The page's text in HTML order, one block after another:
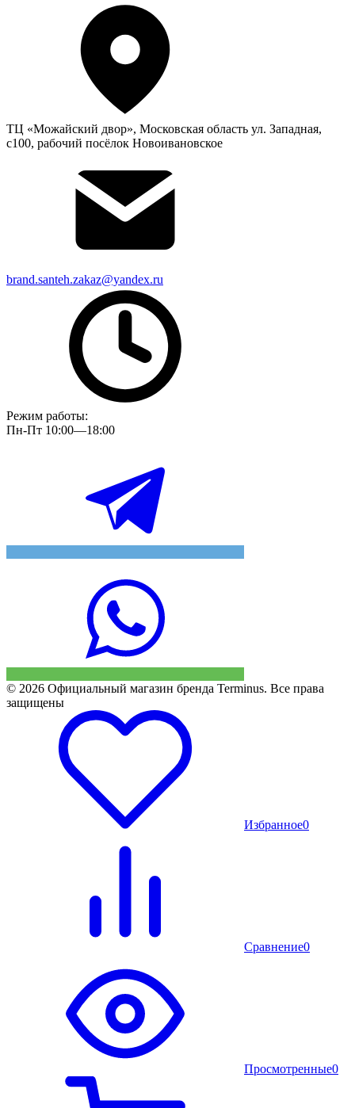
ТЦ «Можайский двор», Московская область ул. Западная,
с100, рабочий посёлок Новоивановское
brand.santeh.zakaz@yandex.ru
Режим работы:
Пн-Пт 10:00—18:00
© 2026 Официальный магазин бренда Terminus. Все права
защищены
Избранное0
Сравнение0
Просмотренные0